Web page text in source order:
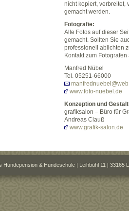
nicht kopiert, verbreitet,
gemacht werden.
Fotografie:
Alle Fotos auf dieser
gemacht. Sollten Sie
professionell ablichten
Kontakt zum Fotografen
Manfred Nübel
Tel. 05251-66000
www.foto-nuebel.de
Konzeption und
grafiksalon – Büro für
Andreas Clauß
www.grafik-salon.de
Hundepension & Hundeschule | Leihbühl 11 | 33165